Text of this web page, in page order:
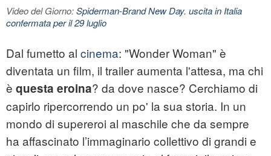
Video del Giorno:Spiderman-Brand New Day. uscita in Italia
confermata per il 29 luglio
Dal fumetto al cinema: "Wonder Woman" è
diventata un film, il trailer aumenta l'attesa, ma chi
è questa eroina? da dove nasce? Cerchiamo di
capirlo ripercorrendo un po' la sua storia. In un
mondo di supereroi al maschile che da sempre
ha affascinato l’immaginario collettivo di grandi e